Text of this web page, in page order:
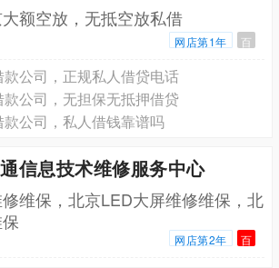
额空放，无抵空放私借
网店第1年 百
公司，正规私人借贷电话
公司，无担保无抵押借贷
公司，私人借钱靠谱吗
信息技术维修服务中心
维保，北京LED大屏维修维保，北
网店第2年 百